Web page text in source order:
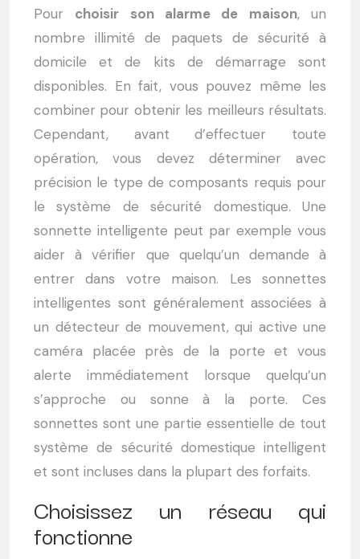
Pour choisir son alarme de maison, un
nombre illimité de paquets de sécurité à
domicile et de kits de démarrage sont
disponibles. En fait, vous pouvez même les
combiner pour obtenir les meilleurs résultats.
Cependant, avant d’effectuer toute
opération, vous devez déterminer avec
précision le type de composants requis pour
le système de sécurité domestique. Une
sonnette intelligente peut par exemple vous
aider à vérifier que quelqu’un demande à
entrer dans votre maison. Les sonnettes
intelligentes sont généralement associées à
un détecteur de mouvement, qui active une
caméra placée près de la porte et vous
alerte immédiatement lorsque quelqu’un
s’approche ou sonne à la porte. Ces
sonnettes sont une partie essentielle de tout
système de sécurité domestique intelligent
et sont incluses dans la plupart des forfaits.
Choisissez un réseau qui
fonctionne